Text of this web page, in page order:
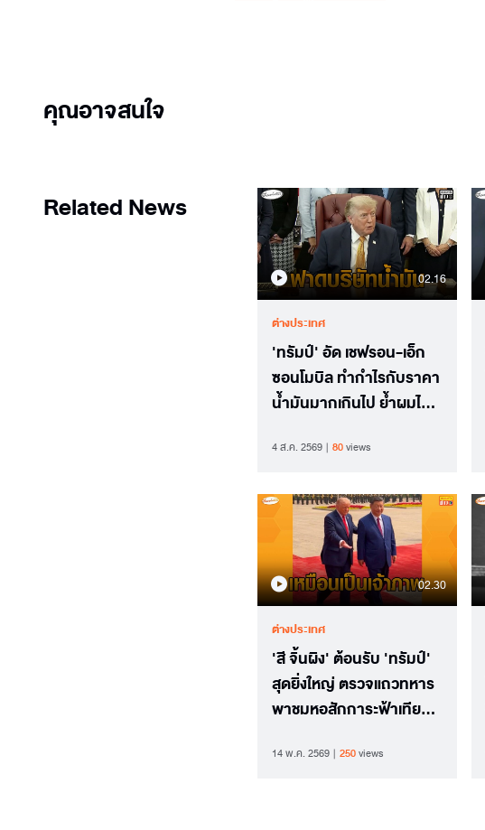
คุณอาจสนใจ
Related News
02.16
ต่างประเทศ
'ทรัมป์' อัด เชฟรอน-เอ็ก
ซอนโมบิล ทำกำไรกับราคา
น้ำมันมากเกินไป ย้ำผมไม่
4 ส.ค. 2569 80views
02.30
ต่างประเทศ
'สี จิ้นผิง' ต้อนรับ 'ทรัมป์'
สุดยิ่งใหญ่ ตรวจแถวทหาร
พาชมหอสักการะฟ้าเทียน
14 พ.ค. 2569 250views